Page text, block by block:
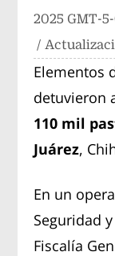
2025 GMT-
/
Elementos
detuvieron
110 mil
Juárez,
En un
Seguridad
Fiscalía